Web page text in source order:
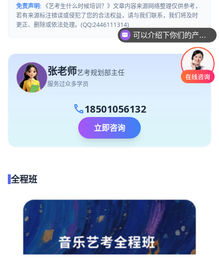
免责声明: 《艺考生什么时候培训？》文章内容来源网络整理仅供参考，
若有来源标注错误或侵犯了您的合法权益，请与我们联系，我们将及时
更正、删除或依法处理。(QQ:2446111314)
张老师艺考规划部主任
服务过众多学员
call18501056132
立即咨询
全程班
可以介绍下你们的产品么